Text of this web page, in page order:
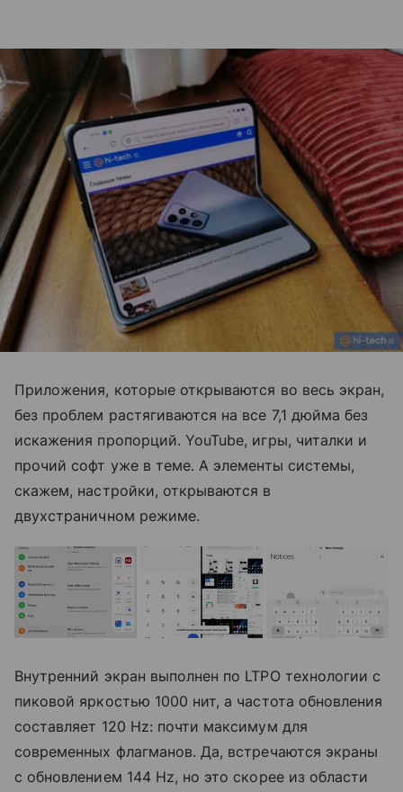
Приложения, которые открываются во весь экран,
без проблем растягиваются на все 7,1 дюйма без
искажения пропорций. YouTube, игры, читалки и
прочий софт уже в теме. А элементы системы,
скажем, настройки, открываются в
двухстраничном режиме.
Внутренний экран выполнен по LTPO технологии с
пиковой яркостью 1000 нит, а частота обновления
составляет 120 Hz: почти максимум для
современных флагманов. Да, встречаются экраны
с обновлением 144 Hz, но это скорее из области